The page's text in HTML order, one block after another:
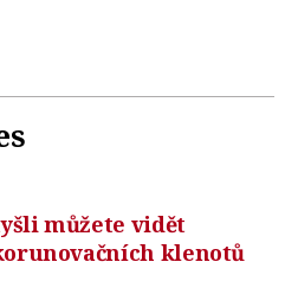
můžete vidět
klenotů